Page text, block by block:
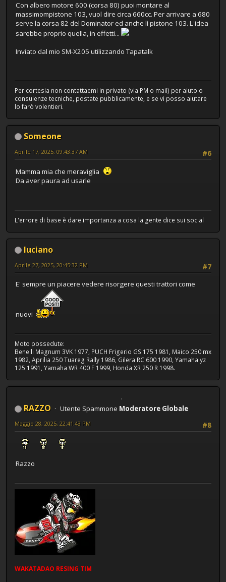
Con albero motore 600 (corsa 80) puoi montare al
massimompistone 103, vuol dire circa 660cc. Per arrivare a 680
serve la corsa 82 del Dominator ed anche lì pistone 103. L'idea
sarebbe proprio quella, in effetti...
Inviato dal mio SM-X205 utilizzando Tapatalk
Per cortesia non contattaemi in privato (via PM o mail) per aiuto o
consulenze tecniche, postate pubblicamente, e se vi posso aiutare
lo farò volentieri.
Someone
#6
Aprile 17, 2025, 09:43:37 AM
Mamma mia che meraviglia
Da aver paura ad usarle
L'errore di base è dare importanza a cosa la gente dice sui social
luciano
#7
Aprile 27, 2025, 20:45:32 PM
E' sempre un piacere vedere risorgere questi trattori come
nuovi
Moto possedute:
Benelli Magnum 3VK 1977, PUCH Frigerio GS 175 1981, Maico 250 mx
1982, Aprilia 250 Tuareg Rally 1986, Gilera RC 600 1990, Yamaha yz
125 1991, Yamaha WR 400 F 1999, Honda XR 250 R 1998.
RAZZO Utente Spammone Moderatore Globale
#8
Maggio 28, 2025, 22:41:43 PM
Razzo
WAKATADAO RESING TIM